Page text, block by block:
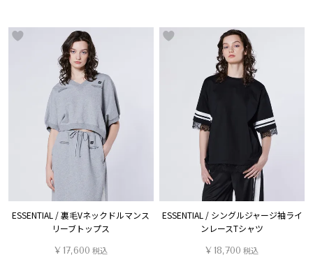
ESSENTIAL / 裏毛Vネックドルマンス
リーブトップス
¥17,600 税込
ESSENTIAL / シングルジャージ袖ライ
ンレースTシャツ
¥18,700 税込